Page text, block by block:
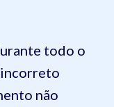
todo o
não